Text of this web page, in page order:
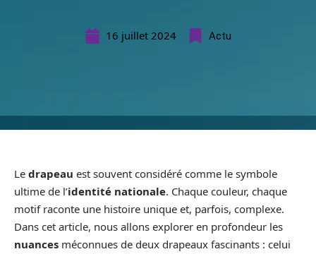
16 juillet 2024 Actu
Le drapeau est souvent considéré comme le symbole
ultime de l’identité nationale. Chaque couleur, chaque
motif raconte une histoire unique et, parfois, complexe.
Dans cet article, nous allons explorer en profondeur les
nuances méconnues de deux drapeaux fascinants : celui